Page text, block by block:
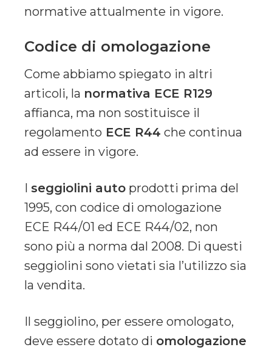
normative attualmente in vigore.
Codice di omologazione
Come abbiamo spiegato in altri
articoli, la normativa ECE R129
affianca, ma non sostituisce il
regolamento ECE R44 che continua
ad essere in vigore.
I seggiolini auto prodotti prima del
1995, con codice di omologazione
ECE R44/01 ed ECE R44/02, non
sono più a norma dal 2008. Di questi
seggiolini sono vietati sia l’utilizzo sia
la vendita.
Il seggiolino, per essere omologato,
deve essere dotato di omologazione